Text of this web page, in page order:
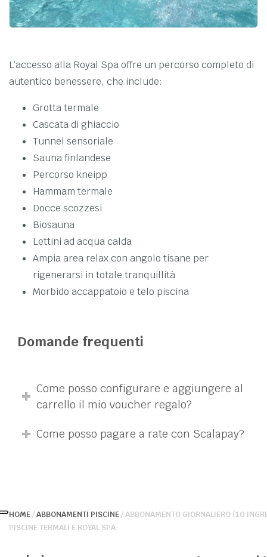
L’accesso alla Royal Spa offre un percorso completo di
autentico benessere, che include:
Grotta termale
Cascata di ghiaccio
Tunnel sensoriale
Sauna finlandese
Percorso kneipp
Hammam termale
Docce scozzesi
Biosauna
Lettini ad acqua calda
Ampia area relax con angolo tisane per
rigenerarsi in totale tranquillità
Morbido accappatoio e telo piscina
Domande frequenti
Come posso configurare e aggiungere al
carrello il mio voucher regalo?
Come posso pagare a rate con Scalapay?
HOME/ABBONAMENTI PISCINE/ ABBONAMENTO GIORNALIERO (10
PISCINE TERMALI E ROYAL SPA